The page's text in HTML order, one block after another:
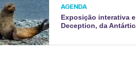
AGENDA
Exposição interativa
Deception, da